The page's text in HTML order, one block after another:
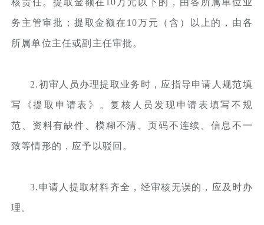
务主管审批；提取金额在10万元（含）以上的，由各
所属单位主任或副主任审批。
2.初审人员办理提取业务时，应指导申请人规范填
写《提取申请表》。复核人员发现申请表填写不规
范、资料有缺件、模糊不清、页码不连续、信息不一
致等情形的，应予以驳回。
3.申请人提取材料齐全，经审核无误的，应及时办
理。